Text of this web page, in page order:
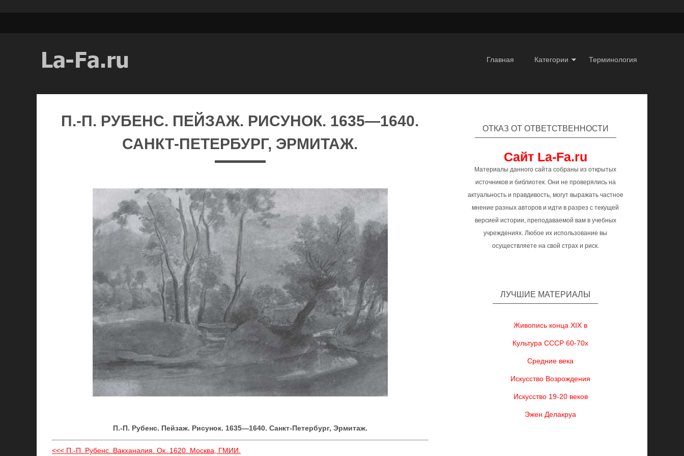
Главная Категории Терминология
П.-П. РУБЕНС. ПЕЙЗАЖ. РИСУНОК. 1635—1640.
САНКТ-ПЕТЕРБУРГ, ЭРМИТАЖ.
П.-П. Рубенс. Пейзаж. Рисунок. 1635—1640. Санкт-Петербург, Эрмитаж.
<<< П.-П. Рубенс. Вакханалия. Ок. 1620. Москва, ГМИИ.
ОТКАЗ ОТ ОТВЕТСТВЕННОСТИ
Сайт La-Fa.ru
Материалы данного сайта собраны из открытых
источников и библиотек. Они не проверялись на
актуальность и правдивость, могут выражать частное
мнение разных авторов и идти в разрез с текущей
версией истории, преподаваемой вам в учебных
учреждениях. Любое их использование вы
осуществляете на свой страх и риск.
ЛУЧШИЕ МАТЕРИАЛЫ
Живопись конца XIX в
Культура СССР 60-70х
Средние века
Искусство Возрождения
Искусство 19-20 веков
Эжен Делакруа